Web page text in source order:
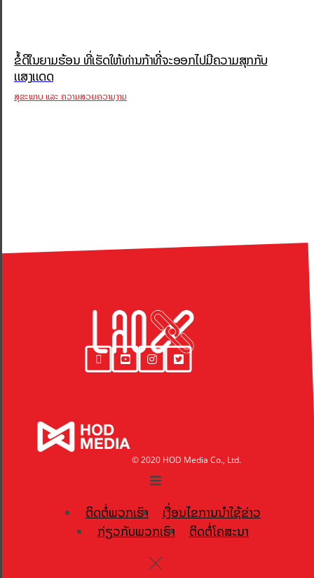
ຂໍ້ດີໃນຍາມຮ້ອນ ທີ່ເຮັດໃຫ້ທ່ານກ້າທີ່ຈະອອກໄປມີຄວາມສຸກກັບ
ເເສງເເດດ
ສຸຂະພາບ ແລະ ຄວາມສວຍຄວາມງາມ
© 2020 HOD Media Co., Ltd.
ຕິດຕໍ່ພວກເຮົາ
ເງື່ອນໄຂການນຳໃຊ້ຂ່າວ
ກ່ຽວກັບພວກເຮົາ
ຕິດຕໍ່ໂຄສະນາ